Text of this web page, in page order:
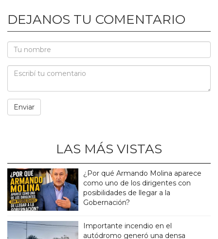
DEJANOS TU COMENTARIO
LAS MÁS VISTAS
¿Por qué Armando Molina aparece
como uno de los dirigentes con
posibilidades de llegar a la
Gobernación?
Importante incendio en el
autódromo generó una densa